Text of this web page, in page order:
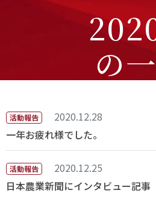
の
活動報告
2020.12.28
一年お疲れ様でした。
活動報告
2020.12.25
日本農業新聞にインタビュー記事